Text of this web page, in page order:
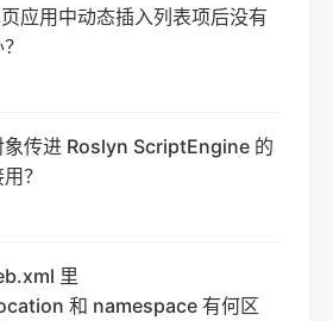
应用中动态插入列表项后没有
象传进 Roslyn ScriptEngine 的
？
里
和 namespace 有何区